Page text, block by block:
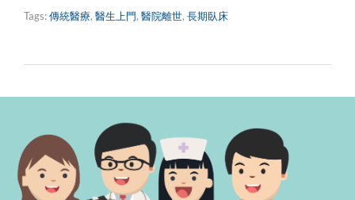
Tags:傳統醫療, 醫生上門, 醫院離世, 長期臥床